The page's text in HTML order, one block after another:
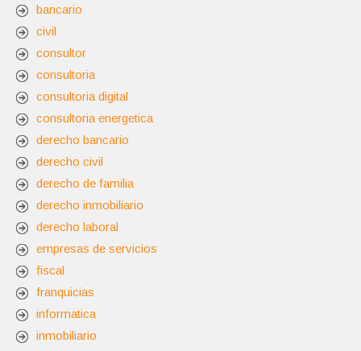
bancario
civil
consultor
consultoria
consultoria digital
consultoria energetica
derecho bancario
derecho civil
derecho de familia
derecho inmobiliario
derecho laboral
empresas de servicios
fiscal
franquicias
informatica
inmobiliario